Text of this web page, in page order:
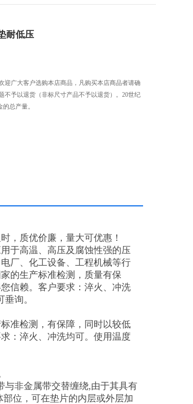
耐低压
迎广大客户选购本店商品，凡购买本店商品者请确
不予以退货（非标尺寸产品不予以退货）。20世纪
总产量。
，质优价廉，量大可优惠！
于高温、高压及腐蚀性强的压
厂、化工设备、工程机械等行
的生产标准检测，质量有保
信赖。客户要求：淬火、冲洗
询。
准检测，有保障，同时以较低
：淬火、冲洗均可。使用温度
与非金属带交替缠绕,由于其具有
位，可在垫片的内层或外层加